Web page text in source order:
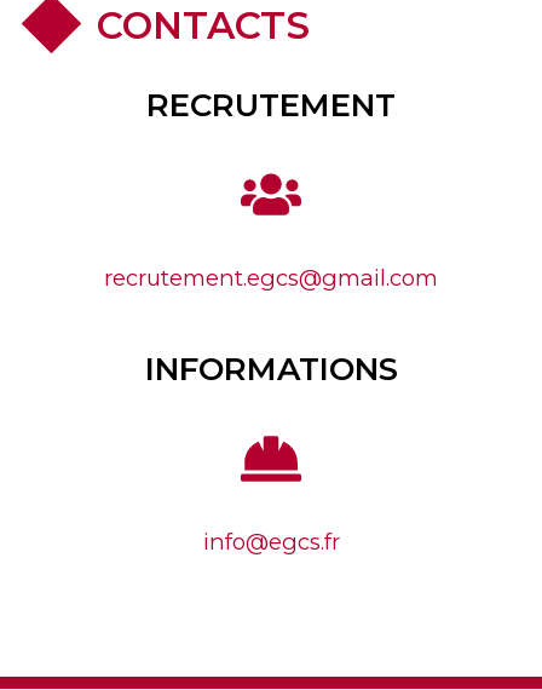
CONTACTS
RECRUTEMENT
recrutement.egcs@gmail.com
INFORMATIONS
info@egcs.fr